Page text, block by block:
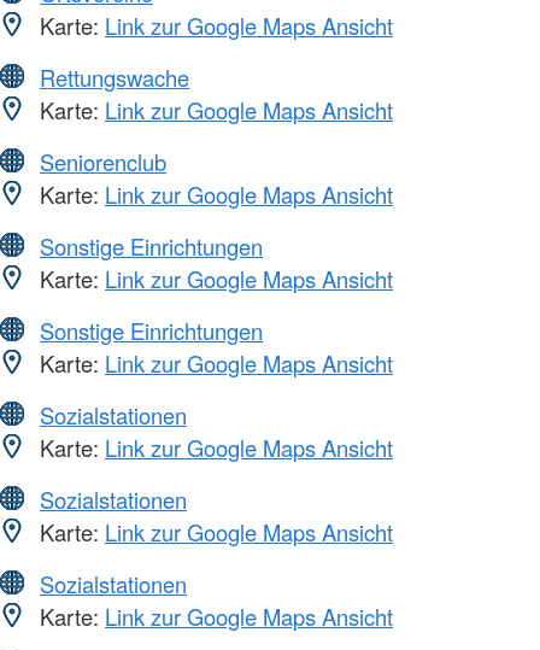
Karte: Link zur Google Maps Ansicht
Rettungswache
Karte: Link zur Google Maps Ansicht
Seniorenclub
Karte: Link zur Google Maps Ansicht
Sonstige Einrichtungen
Karte: Link zur Google Maps Ansicht
Sonstige Einrichtungen
Karte: Link zur Google Maps Ansicht
Sozialstationen
Karte: Link zur Google Maps Ansicht
Sozialstationen
Karte: Link zur Google Maps Ansicht
Sozialstationen
Karte: Link zur Google Maps Ansicht